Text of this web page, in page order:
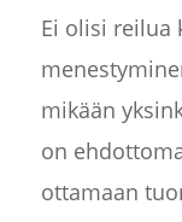
Ei olisi reilua
mikään
on
ottamaan